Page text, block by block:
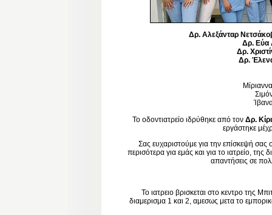
Δρ. Αλεξάνταρ
Δρ. Εύα
Δρ.
Δρ.
Το οδοντιατρείο ιδρύθηκε από τον Δρ.
εργάστηκε
Σας ευχαριστούμε για την επίσκεψή σας
περισότερα για εμάς και για το ιατρείο,
απαντήσεις σε
Το ιατρειο βρισκεται στο κεντρο της
διαμερισμα 1 και 2, αμεσως μετα το